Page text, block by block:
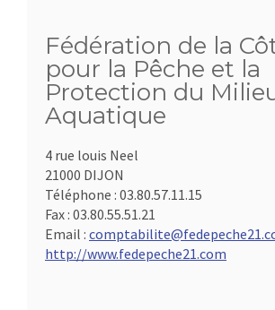
Fédération de la
pour la Pêche et la
Protection du
Aquatique
4 rue louis Neel
21000 DIJON
Téléphone : 03.80.57.11.15
Fax : 03.80.55.51.21
Email :
http://www.fedepeche21.com